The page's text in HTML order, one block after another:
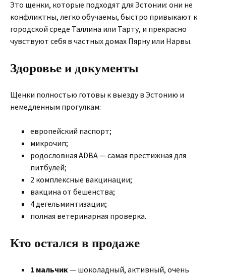
Это щенки, которые подходят для Эстонии: они не
конфликтны, легко обучаемы, быстро привыкают к
городской среде Таллина или Тарту, и прекрасно
чувствуют себя в частных домах Пярну или Нарвы.
Здоровье и документы
Щенки полностью готовы к выезду в Эстонию и
немедленным прогулкам:
европейский паспорт;
микрочип;
родословная ADBA — самая престижная для
питбулей;
2 комплексные вакцинации;
вакцина от бешенства;
4 дегельминтизации;
полная ветеринарная проверка.
Кто остался в продаже
1 мальчик— шоколадный, активный, очень